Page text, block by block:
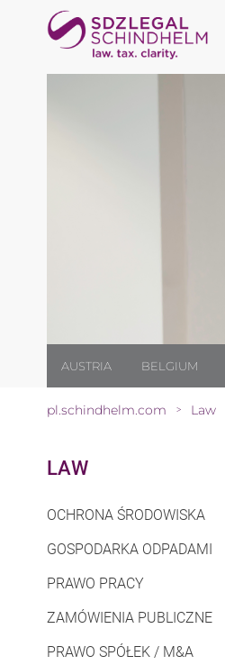
AUSTRIA BELGIUM
pl.schindhelm.com > Law
LAW
OCHRONA ŚRODOWISKA
GOSPODARKA ODPADAMI
PRAWO PRACY
ZAMÓWIENIA PUBLICZNE
PRAWO SPÓŁEK / M&A